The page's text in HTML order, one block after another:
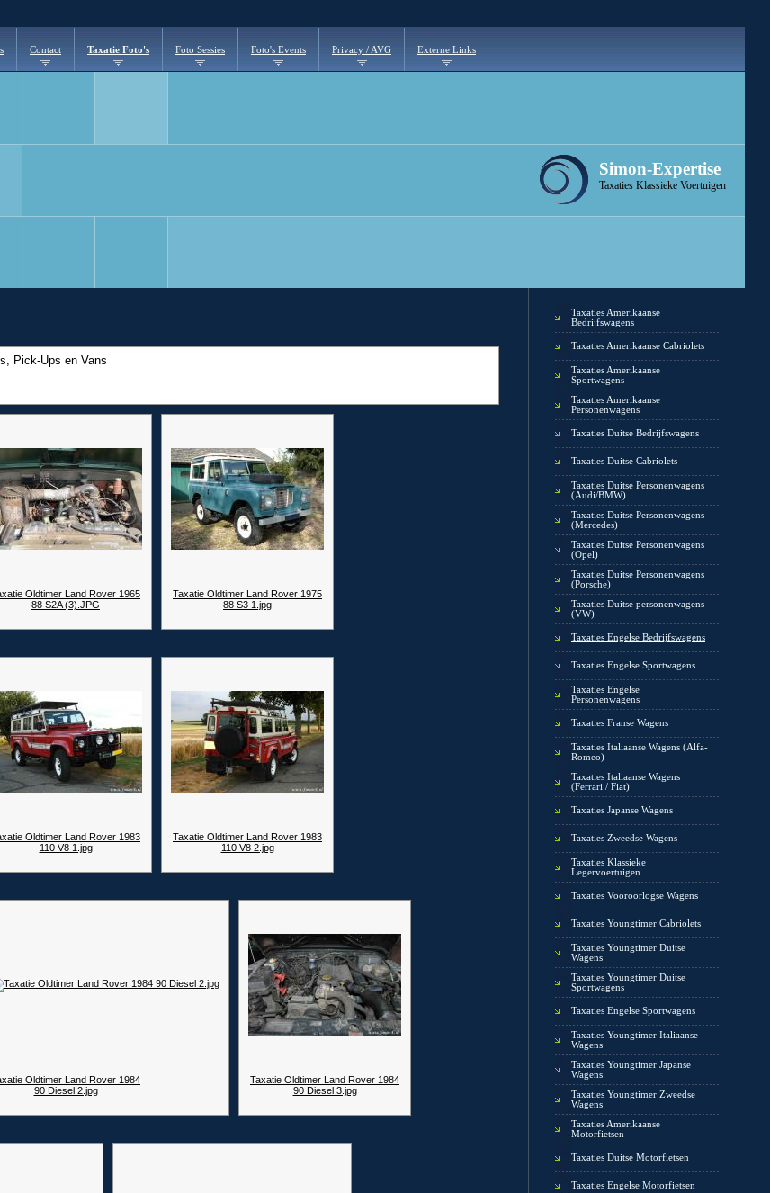
Contact Taxatie Foto's Foto Sessies Foto's Events Privacy / AVG Externe Links
Simon-Expertise
Taxaties Klassieke Voertuigen
Pick-Ups en Vans
Oldtimer Land Rover 1965
88 S2A (3).JPG
Taxatie Oldtimer Land Rover 1975
88 S3 1.jpg
Oldtimer Land Rover 1983
110 V8 1.jpg
Taxatie Oldtimer Land Rover 1983
110 V8 2.jpg
Oldtimer Land Rover 1984
90 Diesel 2.jpg
Taxatie Oldtimer Land Rover 1984
90 Diesel 3.jpg
Taxaties Amerikaanse
Bedrijfswagens
Taxaties Amerikaanse Cabriolets
Taxaties Amerikaanse
Sportwagens
Taxaties Amerikaanse
Personenwagens
Taxaties Duitse Bedrijfswagens
Taxaties Duitse Cabriolets
Taxaties Duitse Personenwagens
(Audi/BMW)
Taxaties Duitse Personenwagens
(Mercedes)
Taxaties Duitse Personenwagens
(Opel)
Taxaties Duitse Personenwagens
(Porsche)
Taxaties Duitse personenwagens
(VW)
Taxaties Engelse Bedrijfswagens
Taxaties Engelse Sportwagens
Taxaties Engelse
Personenwagens
Taxaties Franse Wagens
Taxaties Italiaanse Wagens (Alfa-
Romeo)
Taxaties Italiaanse Wagens
(Ferrari / Fiat)
Taxaties Japanse Wagens
Taxaties Zweedse Wagens
Taxaties Klassieke
Legervoertuigen
Taxaties Vooroorlogse Wagens
Taxaties Youngtimer Cabriolets
Taxaties Youngtimer Duitse
Wagens
Taxaties Youngtimer Duitse
Sportwagens
Taxaties Engelse Sportwagens
Taxaties Youngtimer Italiaanse
Wagens
Taxaties Youngtimer Japanse
Wagens
Taxaties Youngtimer Zweedse
Wagens
Taxaties Amerikaanse
Motorfietsen
Taxaties Duitse Motorfietsen
Taxaties Engelse Motorfietsen